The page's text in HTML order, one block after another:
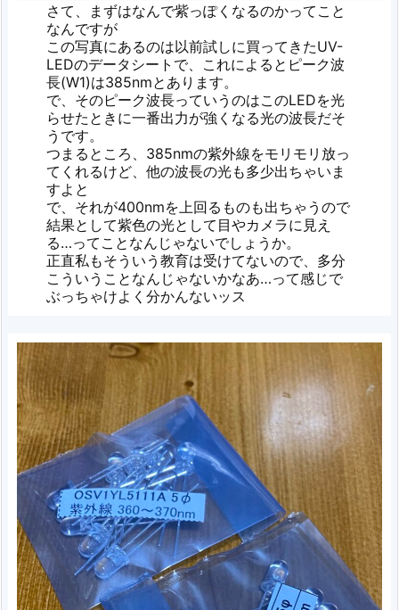
さて、まずはなんで紫っぽくなるのかってこと
なんですが
この写真にあるのは以前試しに買ってきたUV-
LEDのデータシートで、これによるとピーク波
長(W1)は385nmとあります。
で、そのピーク波長っていうのはこのLEDを光
らせたときに一番出力が強くなる光の波長だそ
うです。
つまるところ、385nmの紫外線をモリモリ放っ
てくれるけど、他の波長の光も多少出ちゃいま
すよと
で、それが400nmを上回るものも出ちゃうので
結果として紫色の光として目やカメラに見え
る…ってことなんじゃないでしょうか。
正直私もそういう教育は受けてないので、多分
こういうことなんじゃないかなあ…って感じで
ぶっちゃけよく分かんないッス